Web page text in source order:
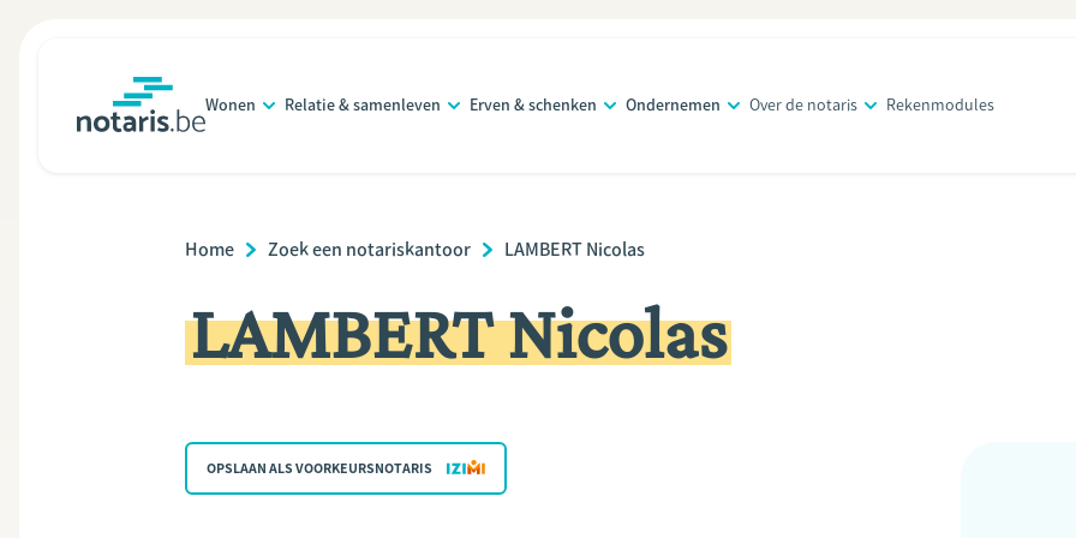
Wonen Relatie & samenleven Erven & schenken Ondernemen Over de notaris Rekenmodules
Breadcrumb
Home Zoek een notariskantoor LAMBERT Nicolas
LAMBERT Nicolas
OPSLAAN ALS VOORKEURSNOTARIS